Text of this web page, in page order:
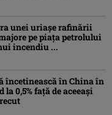
unei uriașe rafinării
pe piața petrolului
incendiu ...
încetinească în China în
0,5% faţă de aceeaşi